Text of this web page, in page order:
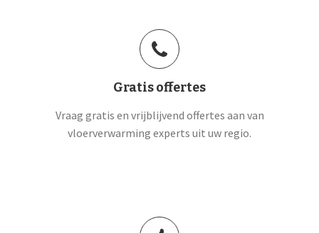
Gratis offertes
Vraag gratis en vrijblijvend offertes aan van
vloerverwarming experts uit uw regio.